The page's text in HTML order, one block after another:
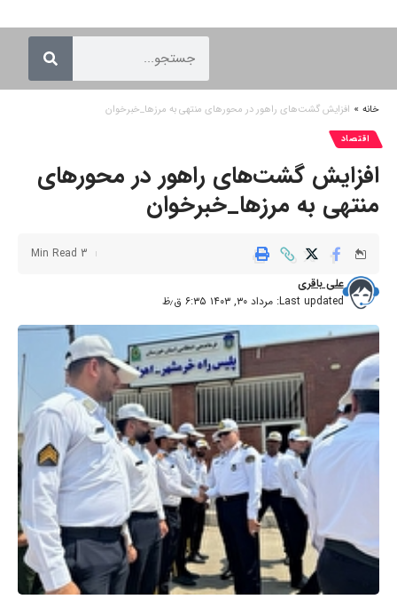
خانه » افزایش گشت‌های راهور در محور‌های منتهی به مرز‌ها_خبرخوان
اقتصاد
افزایش گشت‌های راهور در محور‌های
منتهی به مرز‌ها_خبرخوان
Last updated: مرداد ۳۰, ۱۴۰۳ ۶:۳۵ ق٫ظ
علی باقری
3 Min Read